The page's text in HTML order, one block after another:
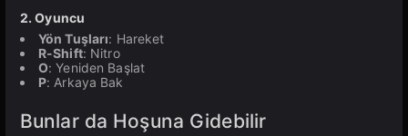
2. Oyuncu
Yön Tuşları: Hareket
R-Shift: Nitro
O: Yeniden Başlat
P: Arkaya Bak
Bunlar da Hoşuna Gidebilir